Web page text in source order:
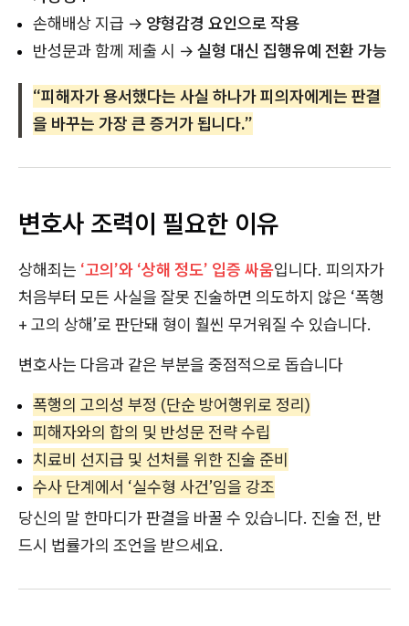
손해배상 지급 → 양형감경 요인으로 작용
반성문과 함께 제출 시 → 실형 대신 집행유예 전환 가능
“피해자가 용서했다는 사실 하나가 피의자에게는 판결
을 바꾸는 가장 큰 증거가 됩니다.”
변호사 조력이 필요한 이유
상해죄는 ‘고의’와 ‘상해 정도’ 입증 싸움입니다. 피의자가
처음부터 모든 사실을 잘못 진술하면 의도하지 않은 ‘폭행
+ 고의 상해’로 판단돼 형이 훨씬 무거워질 수 있습니다.
변호사는 다음과 같은 부분을 중점적으로 돕습니다
폭행의 고의성 부정 (단순 방어행위로 정리)
피해자와의 합의 및 반성문 전략 수립
치료비 선지급 및 선처를 위한 진술 준비
수사 단계에서 ‘실수형 사건’임을 강조
당신의 말 한마디가 판결을 바꿀 수 있습니다. 진술 전, 반
드시 법률가의 조언을 받으세요.